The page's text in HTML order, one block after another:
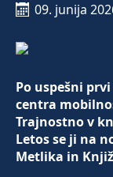
09. junija
Po uspešni
centra
Trajnostno v
Letos se ji na
Metlika in